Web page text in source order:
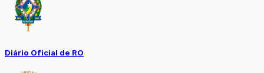
Diário Oficial de RO